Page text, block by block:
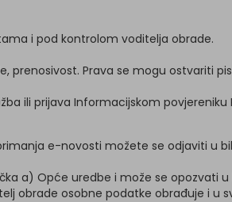
i pod kontrolom voditelja obrade.
prenosivost. Prava se mogu ostvariti
ili prijava Informacijskom povjereniku
e-novosti možete se odjaviti u
a) Opće uredbe i može se opozvati
obrade osobne podatke obrađuje i u